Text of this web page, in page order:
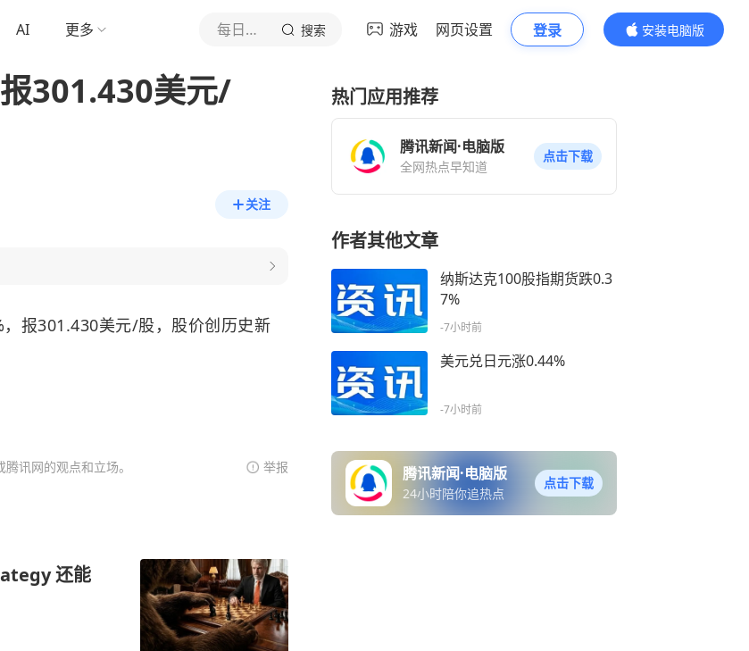
AI 更多 每日经济新闻 搜索 游戏 网页设置 登录
安装电脑版
内容更精彩
301.430美元/
关注
，报301.430美元/股，股价创历史新
讯网的观点和立场。 举报
还能
热门应用推荐
腾讯新闻·电脑版
全网热点早知道
点击下载
作者其他文章
纳斯达克100股指期货跌0.3
7%
-7小时前
美元兑日元涨0.44%
-7小时前
腾讯新闻·电脑版
24小时陪你追热点
点击下载